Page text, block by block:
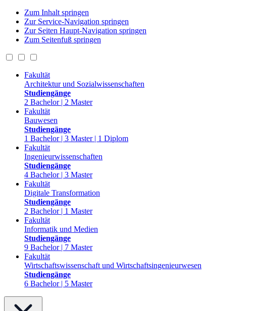
Zum Inhalt springen
Zur Service-Navigation springen
Zur Seiten Haupt-Navigation springen
Zum Seitenfuß springen
Fakultät
Architektur und Sozialwissenschaften
Studiengänge
2 Bachelor | 2 Master
Fakultät
Bauwesen
Studiengänge
1 Bachelor | 3 Master | 1 Diplom
Fakultät
Ingenieurwissenschaften
Studiengänge
4 Bachelor | 3 Master
Fakultät
Digitale Transformation
Studiengänge
2 Bachelor | 1 Master
Fakultät
Informatik und Medien
Studiengänge
9 Bachelor | 7 Master
Fakultät
Wirtschaftswissenschaft und Wirtschaftsingenieurwesen
Studiengänge
6 Bachelor | 5 Master